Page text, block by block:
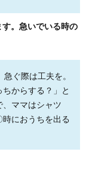
。急いでいる時の
ぐ際は工夫を。
からする？」と
ママはシャツ
におうちを出る